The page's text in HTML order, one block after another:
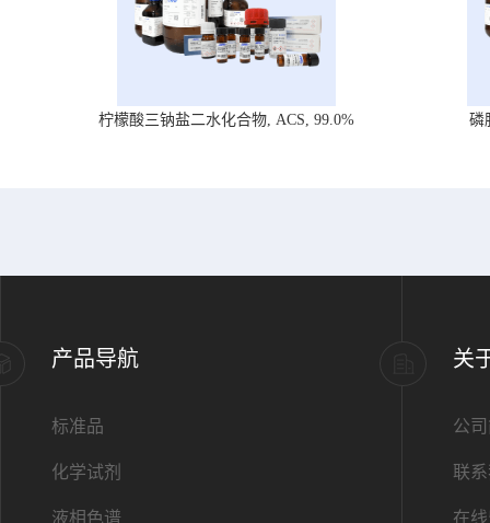
柠檬酸三钠盐二水化合物, ACS, 99.0% 磷
产品导航
标准品
化学试剂
液相色谱
关
公
联
在